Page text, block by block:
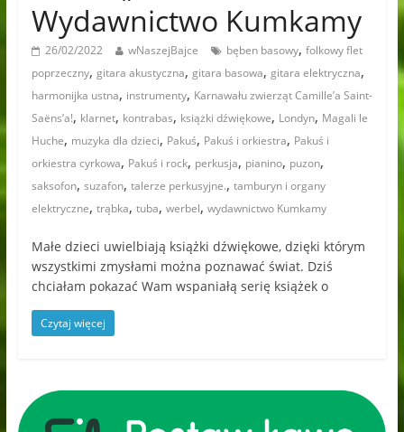
Wydawnictwo Kumkamy
26/02/2022 wNaszejBajce bęben basowy, folkowy flet
poprzeczny, gitara akustyczna, gitara basowa, gitara elektryczna,
harmonijka ustna, instrumenty, Karnawału zwierząt Camille’a Saint-
Saëns’a!, klarnet, kontrabas, książki dźwiękowe, Londyn, Magali le
Huche, muzyka dla dzieci, Pakuś, Pakuś i orkiestra, Pakuś i
orkiestra cyrkowa, Pakuś i rock, perkusja, pianino, puzon,
saksofon, suzafon, talerze perkusyjne., tamburyn i organy
elektryczne, trąbka, tuba, werbel, wydawnictwo Kumkamy
Małe dzieci uwielbiają książki dźwiękowe, dzięki którym
wszystkimi zmysłami można poznawać świat. Dziś
chciałam pokazać Wam wspaniałą serię książek o
Czytaj więcej